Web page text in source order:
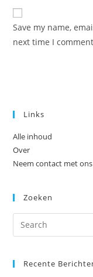
comment
website
URL
(optional)
Save my name,
next time I
Links
Alle inhoud
Over
Neem contact met
Zoeken
Recente